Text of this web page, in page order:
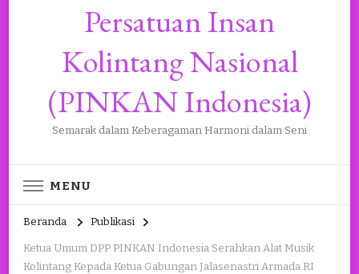
Persatuan Insan
Kolintang Nasional
(PINKAN Indonesia)
Semarak dalam Keberagaman Harmoni dalam Seni
MENU
Beranda Publikasi
Ketua Umum DPP PINKAN Indonesia Serahkan Alat Musik
Kolintang Kepada Ketua Gabungan Jalasenastri Armada RI